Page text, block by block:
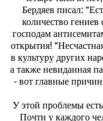
Бердяев писал:
количество гениев
господам
открытия!
в культуру других
а также невиданная
- вот главные
У этой проблемы
Почти у каждого